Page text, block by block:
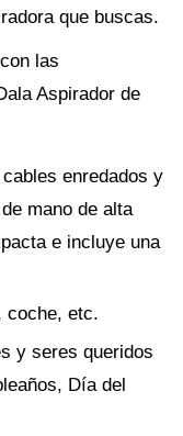
que buscas.
las
Aspirador de
enredados y
mano de alta
e incluye una
coche, etc.
y seres queridos
Día del